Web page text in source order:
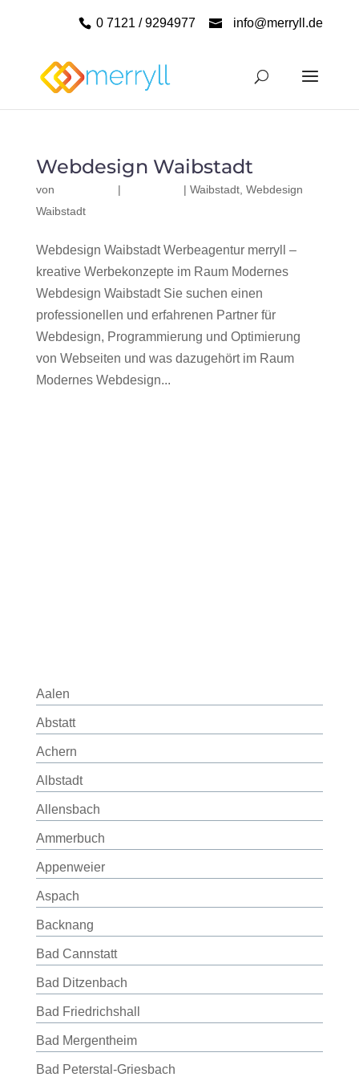
0 7121 / 9294977 info@merryll.de
Webdesign Waibstadt
von | | Waibstadt, Webdesign
Waibstadt
Webdesign Waibstadt Werbeagentur merryll –
kreative Werbekonzepte im Raum Modernes
Webdesign Waibstadt Sie suchen einen
professionellen und erfahrenen Partner für
Webdesign, Programmierung und Optimierung
von Webseiten und was dazugehört im Raum
Modernes Webdesign...
Aalen
Abstatt
Achern
Albstadt
Allensbach
Ammerbuch
Appenweier
Aspach
Backnang
Bad Cannstatt
Bad Ditzenbach
Bad Friedrichshall
Bad Mergentheim
Bad Peterstal-Griesbach